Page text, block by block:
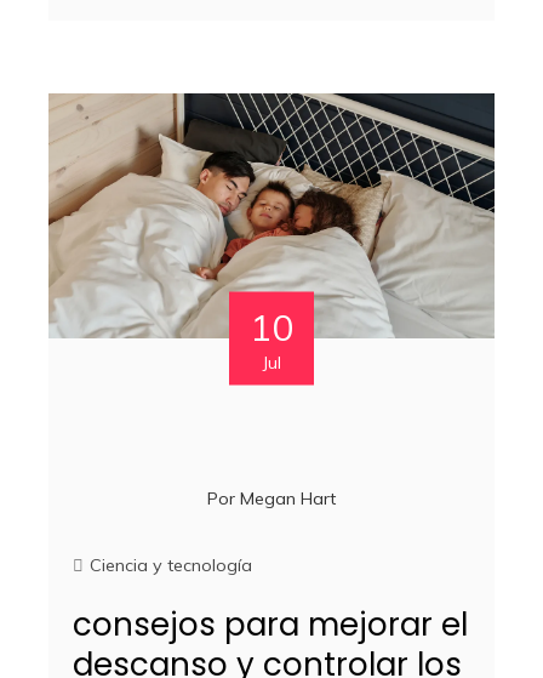
10
Jul
Por Megan Hart
Ciencia y tecnología
consejos para mejorar el
descanso y controlar los